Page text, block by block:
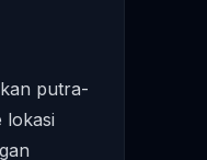
putra-
lokasi